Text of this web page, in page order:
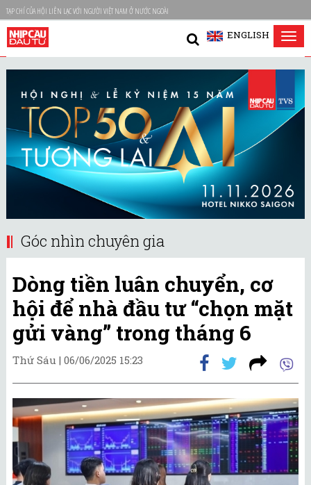
TẠP CHÍ CỦA HỘI LIÊN LẠC VỚI NGƯỜI VIỆT NAM Ở NƯỚC NGOÀI
ENGLISH
Góc nhìn chuyên gia
Dòng tiền luân chuyển, cơ
hội để nhà đầu tư “chọn mặt
gửi vàng” trong tháng 6
Thứ Sáu | 06/06/2025 15:23